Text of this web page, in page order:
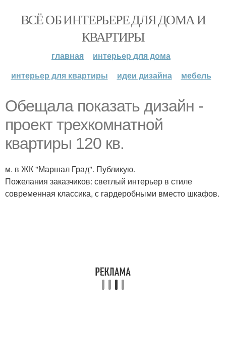
ВСЁ ОБ ИНТЕРЬЕРЕ ДЛЯ ДОМА И
КВАРТИРЫ
главная
интерьер для дома
интерьер для квартиры
идеи дизайна мебель
Обещала показать дизайн -
проект трехкомнатной
квартиры 120 кв.
м. в ЖК "Маршал Град". Публикую.
Пожелания заказчиков: светлый интерьер в стиле
современная классика, с гардеробными вместо шкафов.